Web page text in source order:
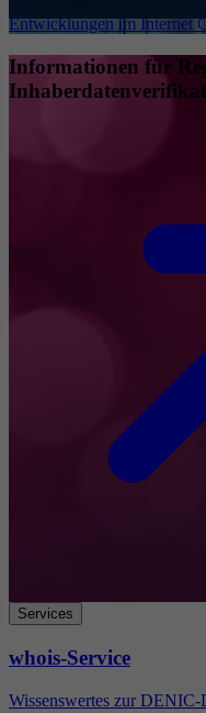
Entwicklungen im Internet
Informationen für
Services
whois-Service
Wissenswertes zur DENIC-